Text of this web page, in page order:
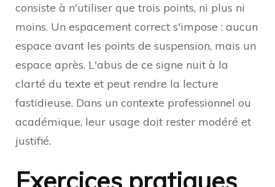
consiste à n'utiliser que trois points, ni plus ni
moins. Un espacement correct s'impose : aucun
espace avant les points de suspension, mais un
espace après. L'abus de ce signe nuit à la
clarté du texte et peut rendre la lecture
fastidieuse. Dans un contexte professionnel ou
académique, leur usage doit rester modéré et
justifié.